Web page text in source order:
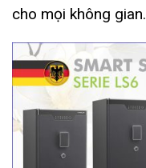
cho mọi không gian.